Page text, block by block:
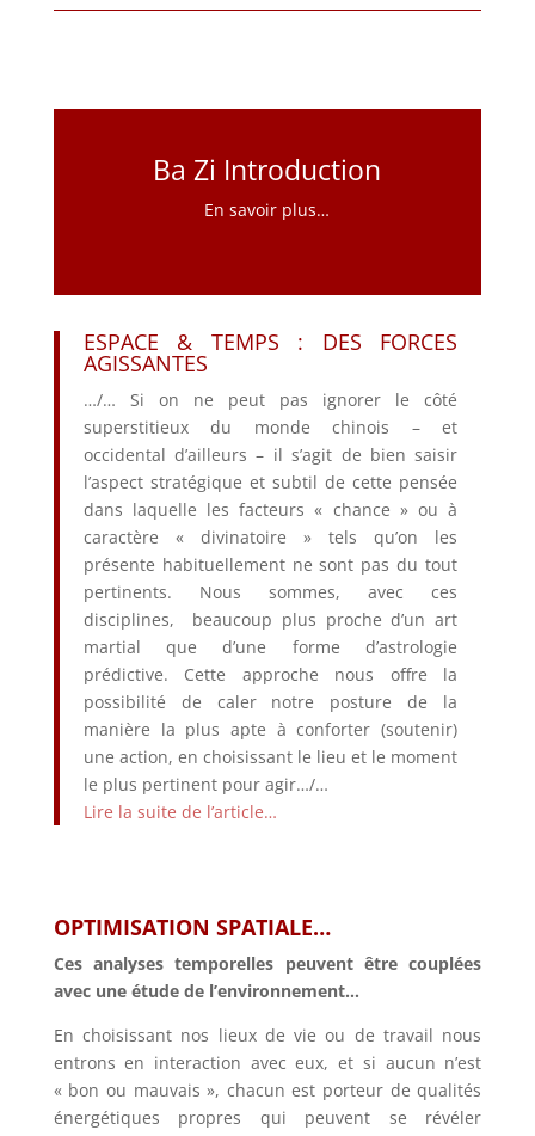
Ba Zi Introduction
En savoir plus…
ESPACE & TEMPS : DES FORCES
AGISSANTES
…/… Si on ne peut pas ignorer le côté
superstitieux du monde chinois – et
occidental d’ailleurs – il s’agit de bien saisir
l’aspect stratégique et subtil de cette pensée
dans laquelle les facteurs « chance » ou à
caractère « divinatoire » tels qu’on les
présente habituellement ne sont pas du tout
pertinents. Nous sommes, avec ces
disciplines, beaucoup plus proche d’un art
martial que d’une forme d’astrologie
prédictive. Cette approche nous offre la
possibilité de caler notre posture de la
manière la plus apte à conforter (soutenir)
une action, en choisissant le lieu et le moment
le plus pertinent pour agir…/…
Lire la suite de l’article…
OPTIMISATION SPATIALE…
Ces analyses temporelles peuvent être couplées
avec une étude de l’environnement…
En choisissant nos lieux de vie ou de travail nous
entrons en interaction avec eux, et si aucun n’est
« bon ou mauvais », chacun est porteur de qualités
énergétiques propres qui peuvent se révéler